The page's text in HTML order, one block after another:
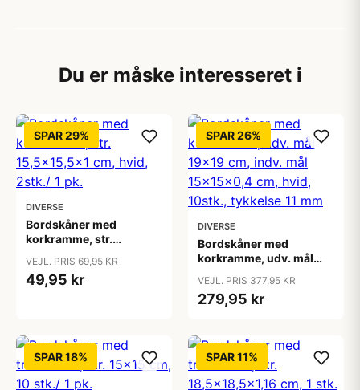
Du er måske interesseret i
SPAR 29%
DIVERSE
Bordskåner med
korkramme, str.
2stk./ 1 pk.
VEJL. PRIS 69,95 KR
49,95 kr
SPAR 26%
DIVERSE
Bordskåner med
korkramme, udv. mål
15x15x0,4 cm, hvid,
10stk., tykkelse 11 mm
VEJL. PRIS 377,95 KR
279,95 kr
SPAR 18% SPAR 11%